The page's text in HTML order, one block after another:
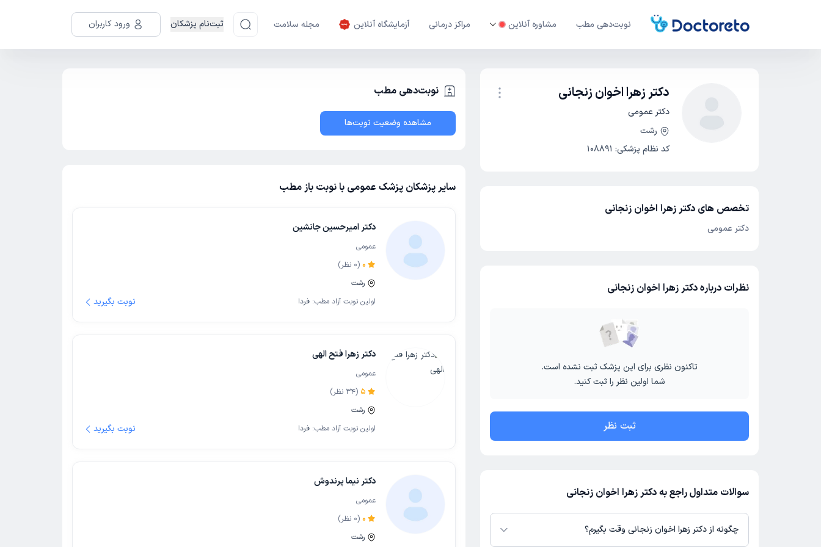
نوبت‌دهی مطب مشاوره آنلاین مراکز درمانی آزمایشگاه آنلاین مجله سلامت ثبت‌نام پزشکان ورود کاربران
دکتر زهرا اخوان زنجانی
دکتر عمومی
رشت
کد نظام پزشکی:
108891
نوبت‌دهی مطب
مشاهده وضعیت نوبت‌ها
سایر پزشکان پزشک عمومی با نوبت باز مطب
دکتر امیرحسین جانشین
عمومی
0
(
0 نظر)
رشت
اولین نوبت آزاد مطب: فردا نوبت بگیرید
دکتر زهرا فتح الهی
عمومی
5
(
34 نظر)
رشت
اولین نوبت آزاد مطب: فردا نوبت بگیرید
دکتر نیما پرندوش
عمومی
0
(
0 نظر)
رشت
تخصص های دکتر زهرا اخوان زنجانی
دکتر عمومی
نظرات درباره دکتر زهرا اخوان زنجانی
تاکنون نظری برای این پزشک ثبت نشده است.
شما اولین نظر را ثبت کنید.
ثبت نظر
سوالات متداول راجع به دکتر زهرا اخوان زنجانی
چگونه از دکتر زهرا اخوان زنجانی وقت بگیرم؟